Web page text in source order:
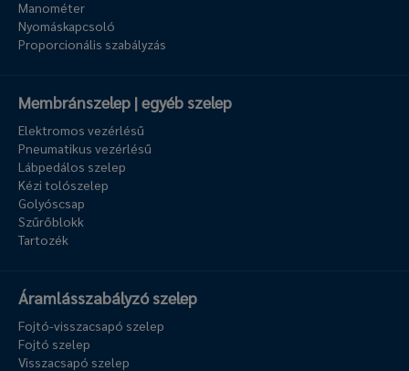
Manométer
Nyomáskapcsoló
Proporcionális szabályzás
Membránszelep | egyéb szelep
Elektromos vezérlésű
Pneumatikus vezérlésű
Lábpedálos szelep
Kézi tolószelep
Golyóscsap
Szűrőblokk
Tartozék
Áramlásszabályzó szelep
Fojtó-visszacsapó szelep
Fojtó szelep
Visszacsapó szelep